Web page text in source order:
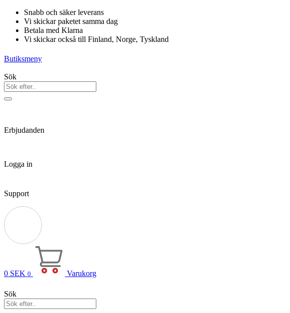
Hoppa
innehåll
Snabb och säker leverans
Vi skickar paketet samma dag
Betala med Klarna
Vi skickar också till Finland, Norge, Tyskland
Butiksmeny
Sök
Erbjudanden
Logga in
Support
0 SEK 0 Varukorg
Sök